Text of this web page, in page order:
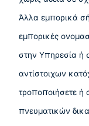
Άλλα εμπορικά
εμπορικές
στην Υπηρεσία ή
αντίστοιχων
τροποποιήσετε ή
πνευματικών